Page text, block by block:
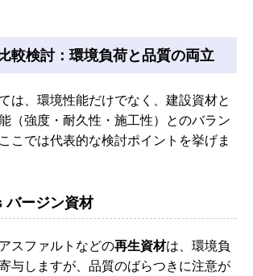
較検討：環境負荷と品質の両立
は、環境性能だけでなく、建設資材と
（強度・耐久性・施工性）とのバラン
こでは代表的な検討ポイントを挙げま
バージン資材
スファルトなどの再生資材は、環境負
与しますが、品質のばらつきに注意が